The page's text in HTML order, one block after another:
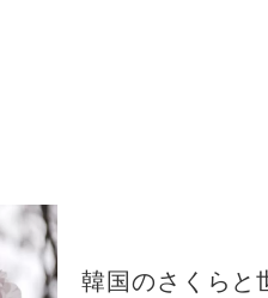
韓国のさくらと